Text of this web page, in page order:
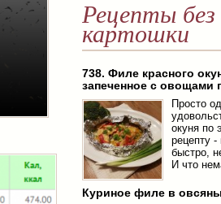
Рецепты без
картошки
738. Филе красного
запеченное с овощами
Просто
окуня по
рецепту -
быстро,
И что
Куриное филе в